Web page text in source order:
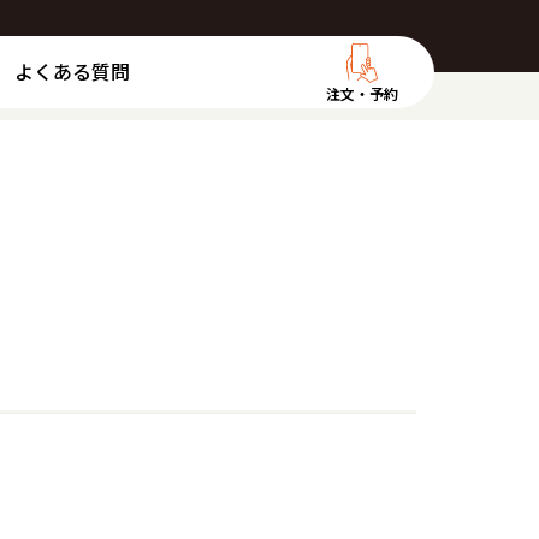
注文・予約
よくある質問